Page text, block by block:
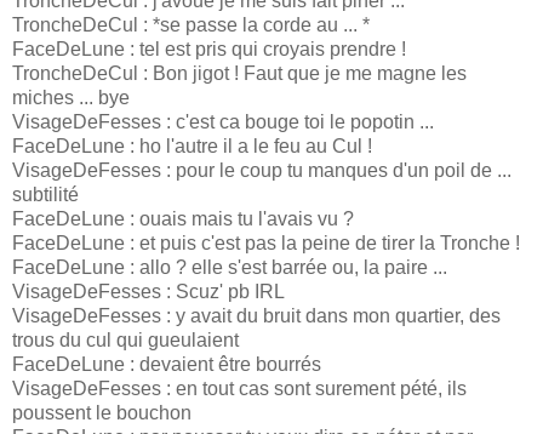
TroncheDeCul : *se passe la corde au ... *
FaceDeLune : tel est pris qui croyais prendre !
TroncheDeCul : Bon jigot ! Faut que je me magne les
miches ... bye
VisageDeFesses : c'est ca bouge toi le popotin ...
FaceDeLune : ho l'autre il a le feu au Cul !
VisageDeFesses : pour le coup tu manques d'un poil de ...
subtilité
FaceDeLune : ouais mais tu l'avais vu ?
FaceDeLune : et puis c'est pas la peine de tirer la Tronche !
FaceDeLune : allo ? elle s'est barrée ou, la paire ...
VisageDeFesses : Scuz' pb IRL
VisageDeFesses : y avait du bruit dans mon quartier, des
trous du cul qui gueulaient
FaceDeLune : devaient être bourrés
VisageDeFesses : en tout cas sont surement pété, ils
poussent le bouchon